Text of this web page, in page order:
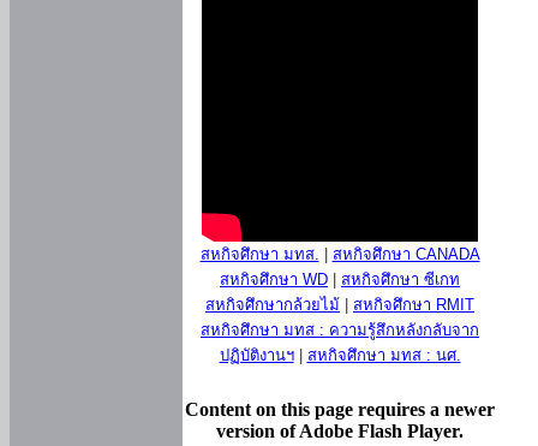
สหกิจศึกษา มทส.
สหกิจศึกษา CANADA
สหกิจศึกษา WD
สหกิจศึกษา ซีเกท
สหกิจศึกษากล้วยไม้
สหกิจศึกษา RMIT
สหกิจศึกษา มทส : ความรู้สึกหลังกลับจาก
ปฏิบัติงานฯ| สหกิจศึกษา มทส : นศ.
Content on this page requires a newer
version of Adobe Flash Player.